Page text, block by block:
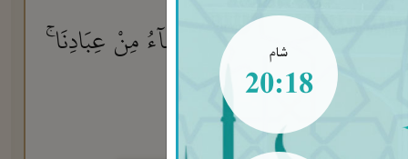
شام
20:18
نُورًا نَّهْدِى بِهِۦ مَن نَّشَآءُ مِنْ عِبَادِنَا
تَصِيرُ ٱلْأُمُورُ ٥٣